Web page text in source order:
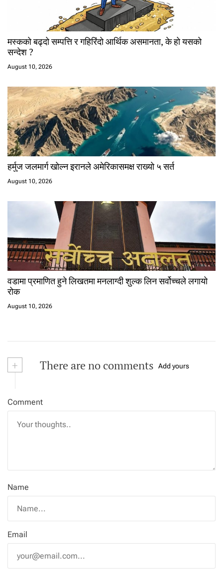
मस्कको बढ्दो सम्पत्ति र गहिरिंदो आर्थिक असमानता, के हो यसको
सन्देश ?
August 10, 2026
हर्मुज जलमार्ग खोल्न इरानले अमेरिकासमक्ष राख्यो ५ सर्त
August 10, 2026
वडामा प्रमाणित हुने लिखतमा मनलाग्दी शुल्क लिन सर्वोच्चले लगायो
रोक
August 10, 2026
+ There are no comments Add yours
Comment
Name
Email